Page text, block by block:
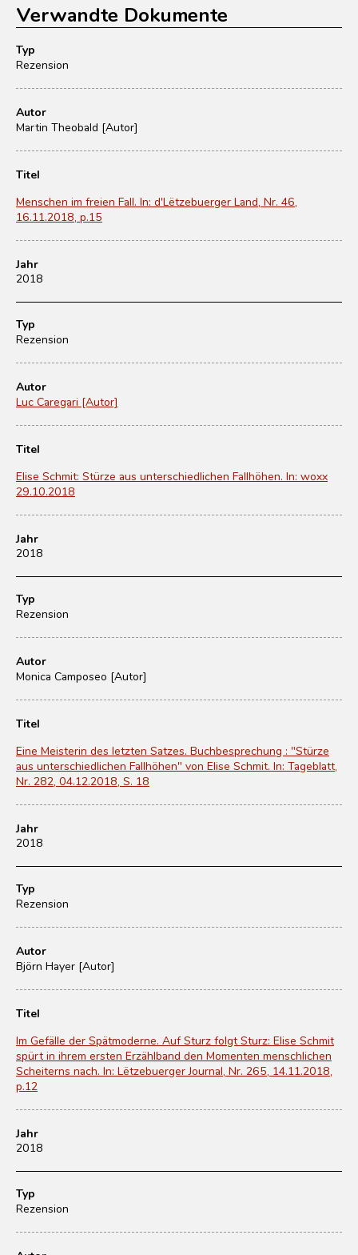
Verwandte Dokumente
Typ
Rezension
Autor
Martin Theobald [Autor]
Titel
Menschen im freien Fall. In: d'Lëtzebuerger Land, Nr. 46,
16.11.2018, p.15
Jahr
2018
Typ
Rezension
Autor
Luc Caregari [Autor]
Titel
Elise Schmit: Stürze aus unterschiedlichen Fallhöhen. In: woxx
29.10.2018
Jahr
2018
Typ
Rezension
Autor
Monica Camposeo [Autor]
Titel
Eine Meisterin des letzten Satzes. Buchbesprechung : "Stürze
aus unterschiedlichen Fallhöhen" von Elise Schmit. In: Tageblatt,
Nr. 282, 04.12.2018, S. 18
Jahr
2018
Typ
Rezension
Autor
Björn Hayer [Autor]
Titel
Im Gefälle der Spätmoderne. Auf Sturz folgt Sturz: Elise Schmit
spürt in ihrem ersten Erzählband den Momenten menschlichen
Scheiterns nach. In: Lëtzebuerger Journal, Nr. 265, 14.11.2018,
p.12
Jahr
2018
Typ
Rezension